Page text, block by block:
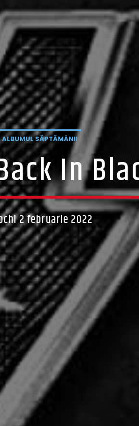
ALBUMUL SĂPTĂMÂNII
In
2 februarie 2022